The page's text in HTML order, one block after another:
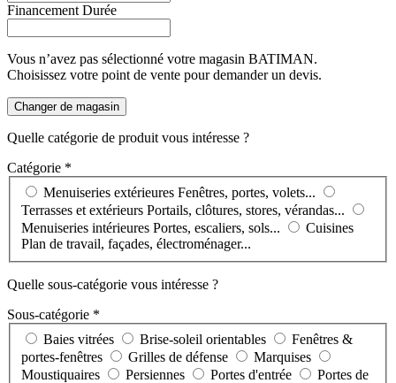
Financement Durée
Vous n’avez pas sélectionné votre magasin BATIMAN.
Choisissez votre point de vente pour demander un devis.
Changer de magasin
Quelle catégorie de produit vous intéresse ?
Catégorie *
Menuiseries extérieures Fenêtres, portes, volets...
Terrasses et extérieurs Portails, clôtures, stores, vérandas...
Menuiseries intérieures Portes, escaliers, sols...
Cuisines
Plan de travail, façades, électroménager...
Quelle sous-catégorie vous intéresse ?
Sous-catégorie *
Baies vitrées
Brise-soleil orientables
portes-fenêtres
Grilles de défense
Marquises
Moustiquaires
Persiennes Portes d'entrée